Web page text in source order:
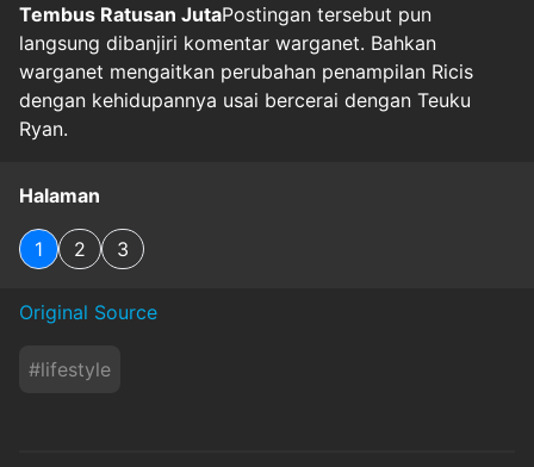
Tembus Ratusan JutaPostingan tersebut pun
langsung dibanjiri komentar warganet. Bahkan
warganet mengaitkan perubahan penampilan Ricis
dengan kehidupannya usai bercerai dengan Teuku
Ryan.
Halaman
1 2 3
Original Source
#lifestyle